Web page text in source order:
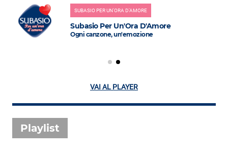
SUBASIO PER UN'ORA D'AMORE
Subasio Per Un'Ora D'Amore
Ogni canzone, un'emozione
VAI AL PLAYER
Playlist